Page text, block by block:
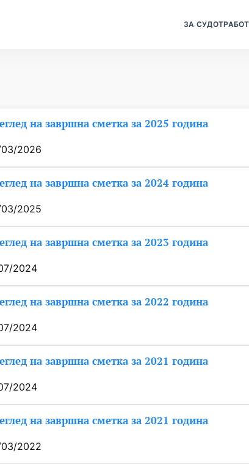
ЗА СУДОТ
на завршна сметка за 2025 година
2026
на завршна сметка за 2024 година
2025
на завршна сметка за 2023 година
2024
на завршна сметка за 2022 година
2024
на завршна сметка за 2021 година
2024
на завршна сметка за 2021 година
2022